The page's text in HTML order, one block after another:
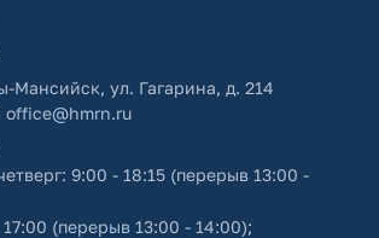
Мансийск, ул. Гагарина, д. 214
office@hmrn.ru
9:00 - 18:15 (перерыв 13:00 -
(перерыв 13:00 - 14:00);